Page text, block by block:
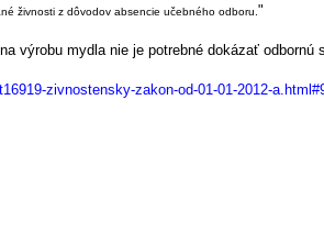
živnosti z dôvodov absencie učebného odboru. "
výrobu mydla nie je potrebné dokázať
zivnostensky-zakon-od-01-01-2012-